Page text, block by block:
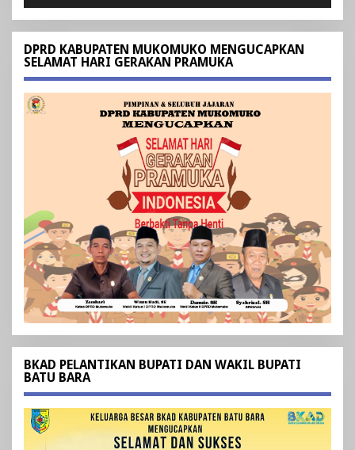
DPRD KABUPATEN MUKOMUKO MENGUCAPKAN
SELAMAT HARI GERAKAN PRAMUKA
BKAD PELANTIKAN BUPATI DAN WAKIL BUPATI
BATU BARA